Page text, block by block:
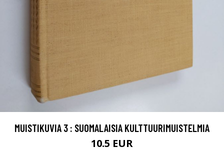
MUISTIKUVIA 3 : SUOMALAISIA KULTTUURIMUISTELMIA
10.5 EUR